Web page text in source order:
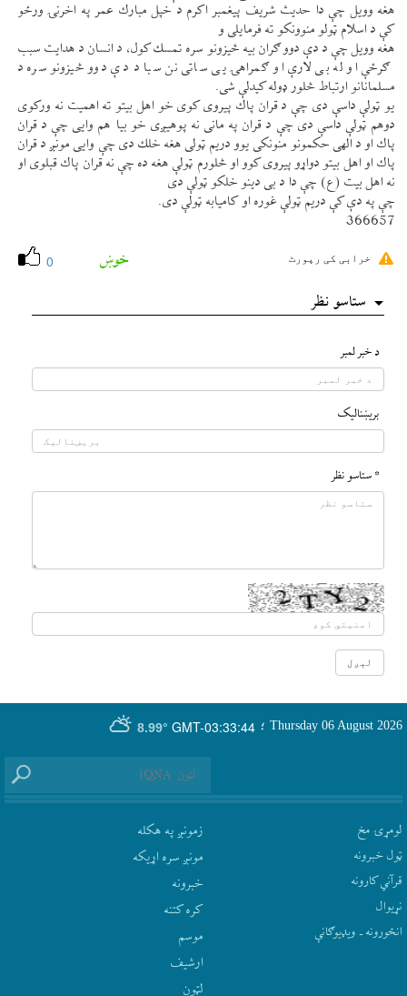
هغه وويل چې دا حديث شريف پيغمبر اكرم د خپل مبارك عمر په اخرنۍ ورځو
كې د اسلام ټولو منوونكو ته فرمايلی و
هغه وويل چې د دې دوو ګران بيه څيزونو سره تمسك كول، د انسان د هدايت سبب
ګرځې او له بی لارې او ګمراهۍ يی ساتی نن سبا د دې دوو څيزونو سره د
مسلمانانو ارتباط څلور ډوله كيدلې شی.
يو ټولې داسې دی چې د قران پاك پيروی كوی خو اهل بيتو ته اهميت نه وركوی
دوهم ټولې داسې دی چې د قران په مانی نه پوهیږی خو بيا هم وايی چې د قران
پاك او د الهی حكمونو منونكی يوو دريم ټولی هغه خلك دی چې وايی مونږ د قران
پاك او اهل بيتو دواړو پيروی كوو او څلورم ټولې هغه ده چې نه قران پاك قبلوی او
نه اهل بيت (ع) چې دا د بی دينو خلكو ټولې دی
چې په دې كې دريم ټولې غوره او كاميابه ټولې دی.
366657
0 خوښ خرابی کی رپورٹ
ستاسو نظر
د خبر لمبر
بريښناليک
* ستاسو نظر
GMT-03:33:44
8.99° Thursday 06 August 2026 ؛
لومړۍ مخ
ټول خبرونه
قرآني کارونه
نړيوال
انځورونه ـ ویډیوګانې
زمونږ په هکله
مونږ سره اړيکه
‫خبرونه
کره کتنه
موسم
ارشيف
لټون